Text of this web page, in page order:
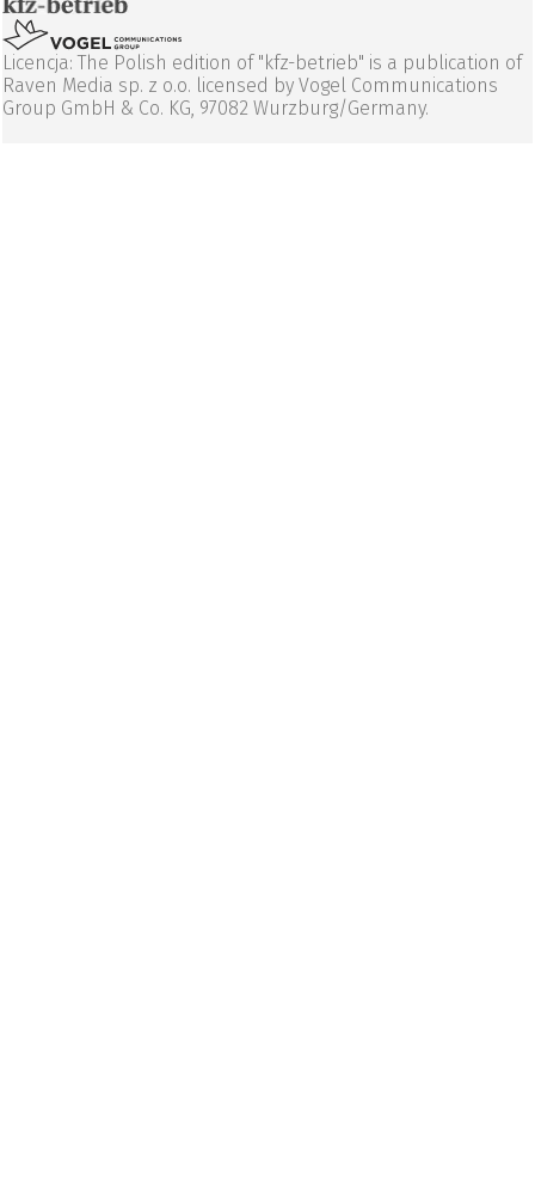
Licencja: The Polish edition of "kfz-betrieb" is a publication of
Raven Media sp. z o.o. licensed by Vogel Communications
Group GmbH & Co. KG, 97082 Wurzburg/Germany.